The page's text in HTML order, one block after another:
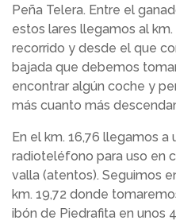
Peña Telera. Entre el
estos lares llegamos al
recorrido y desde el que
bajada que debemos
encontrar algún coche y
más cuanto más
En el km. 16,76 llegamos
radioteléfono para uso en
valla (atentos). Seguimos
km. 19,72 donde
ibón de Piedrafita en unos